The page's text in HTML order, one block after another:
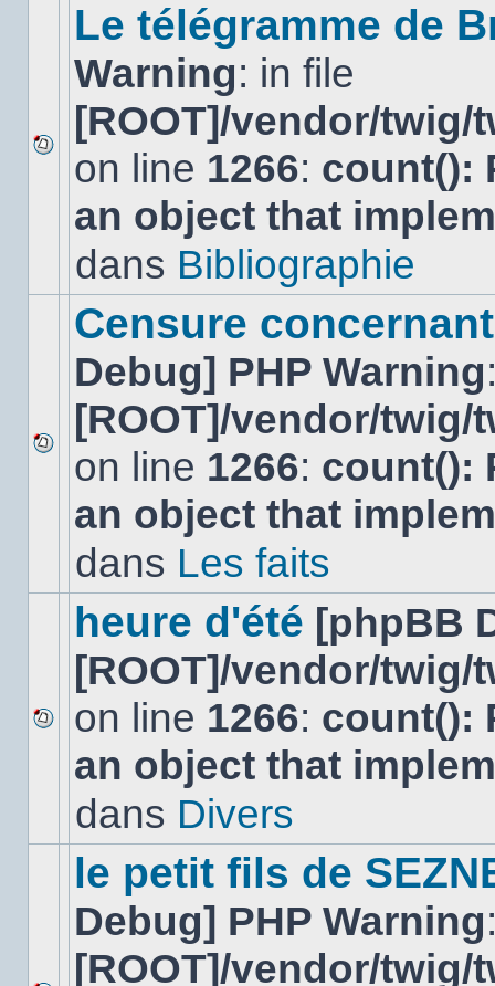
Aucun
nouveau
message
non-
dans
Le télégramme de
Warning: in file
[ROOT]/vendor/
on line 1266: count():
an object that
dans Bibliographie
Aucun
nouveau
message
non-
dans
sujet.
Censure
Debug] PHP Warning
[ROOT]/vendor/
on line 1266: count():
an object that
dans Les faits
Aucun
nouveau
message
sujet.
heure d'été [phpBB
[ROOT]/vendor/
on line 1266: count():
an object that
dans Divers
le petit fils de
Debug] PHP Warning
[ROOT]/vendor/